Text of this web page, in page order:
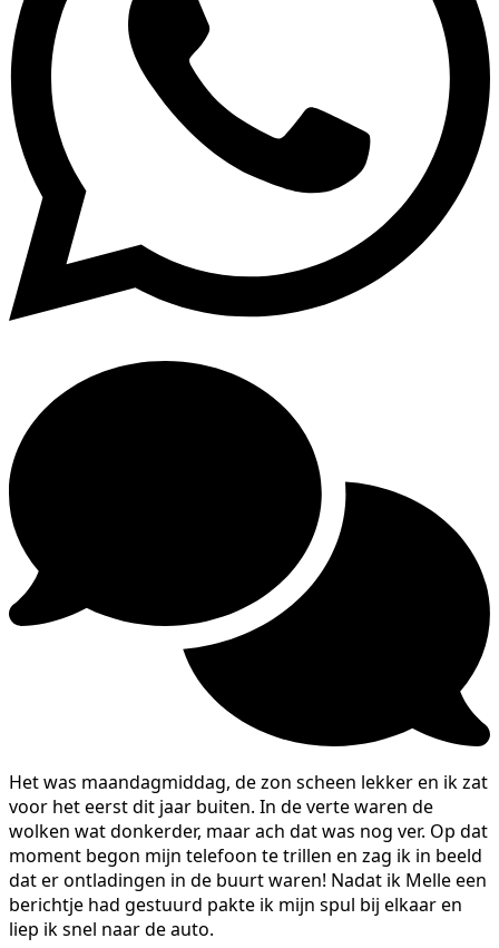
Het was maandagmiddag, de zon scheen lekker en ik zat
voor het eerst dit jaar buiten. In de verte waren de
wolken wat donkerder, maar ach dat was nog ver. Op dat
moment begon mijn telefoon te trillen en zag ik in beeld
dat er ontladingen in de buurt waren! Nadat ik Melle een
berichtje had gestuurd pakte ik mijn spul bij elkaar en
liep ik snel naar de auto.